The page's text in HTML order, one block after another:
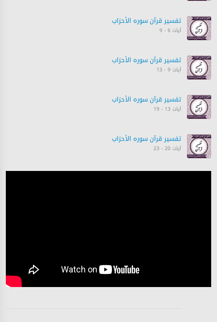
تفسیر قرآن سورہ ‎الأحزاب‎
آیات 6 - 9
تفسیر قرآن سورہ ‎الأحزاب‎
آیات 9 - 13
تفسیر قرآن سورہ ‎الأحزاب‎
آیات 13 - 19
تفسیر قرآن سورہ ‎الأحزاب‎
آیات 20 - 23